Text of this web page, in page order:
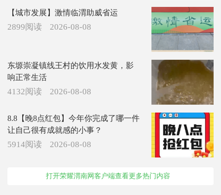
【城市发展】激情临渭助威省运
2899阅读 2026-08-08
东塬崇凝镇线王村的饮用水发黄，影
响正常生活
4132阅读 2026-08-08
8.8【晚8点红包】今年你完成了哪一件
让自己很有成就感的小事？
5914阅读 2026-08-08
打开荣耀渭南网客户端查看更多热门内容